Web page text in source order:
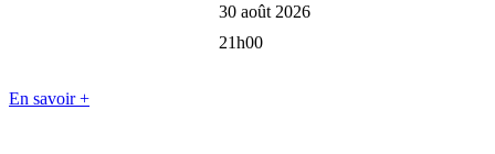
30 août 2026
21h00
En savoir +